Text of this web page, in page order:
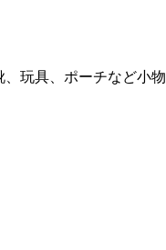
玩具、ポーチなど小